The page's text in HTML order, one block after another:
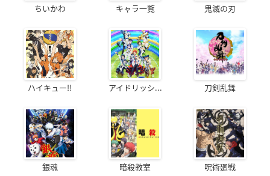
ちいかわ キャラ一覧 鬼滅の刃
ハイキュー!! アイドリッシ... 刀剣乱舞
銀魂 暗殺教室 呪術廻戦